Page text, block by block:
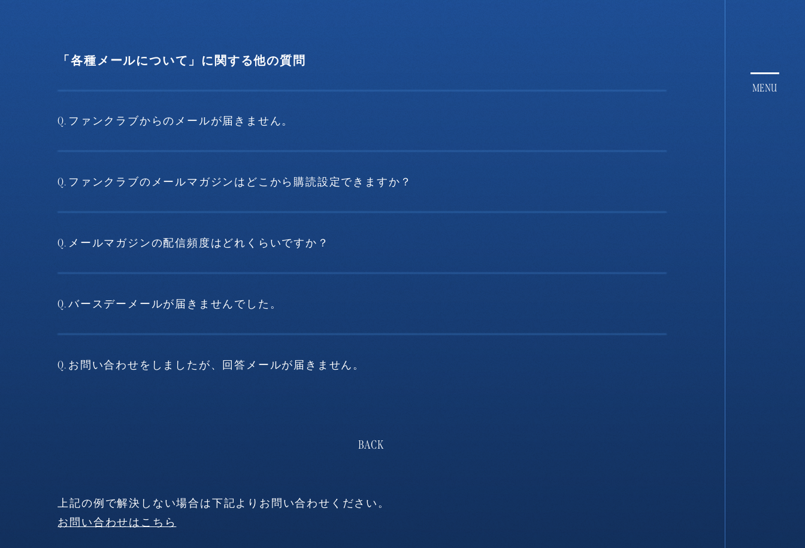
「各種メールについて」に関する他の質問
Q. ファンクラブからのメールが届きません。
Q. ファンクラブのメールマガジンはどこから購読設定できますか？
Q. メールマガジンの配信頻度はどれくらいですか？
Q.バースデーメールが届きませんでした。
Q. お問い合わせをしましたが、回答メールが届きません。
上記の例で解決しない場合は下記よりお問い合わせください。
お問い合わせはこちら